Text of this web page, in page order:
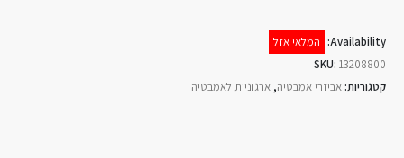
Availability:
המלאי אזל
SKU: 13208800
קטגוריות:אביזרי אמבטיה, ארגוניות לאמבטיה